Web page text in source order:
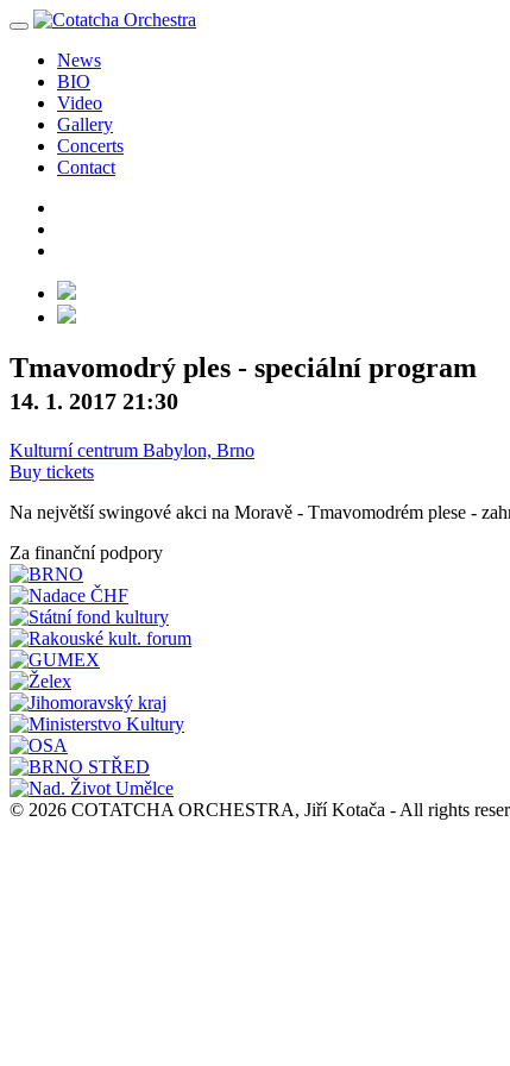
News
BIO
Video
Gallery
Concerts
Contact
Tmavomodrý ples - speciální program
14. 1. 2017 21:30
Kulturní centrum Babylon, Brno
Buy tickets
Na největší swingové akci na Moravě - Tmavomodrém plese -
Za finanční podpory
© 2026 COTATCHA ORCHESTRA, Jiří Kotača - All rights